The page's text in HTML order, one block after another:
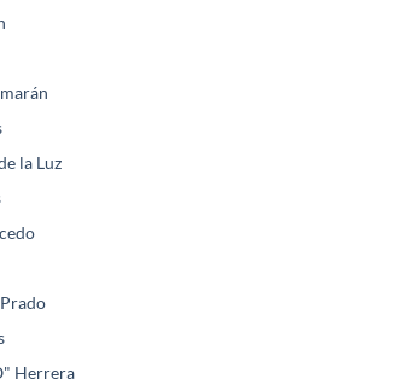
la Luz
Herrera